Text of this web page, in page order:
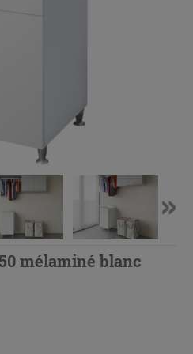
mélaminé blanc